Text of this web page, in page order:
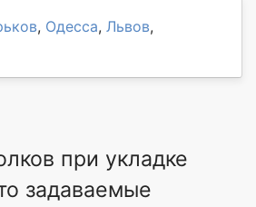
, Одесса, Львов,
при укладке
задаваемые